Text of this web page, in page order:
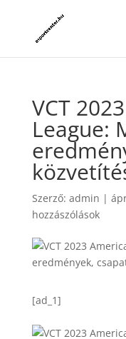
VCT
League:
Szerző: admin |
hozzászólások
[ad_1]